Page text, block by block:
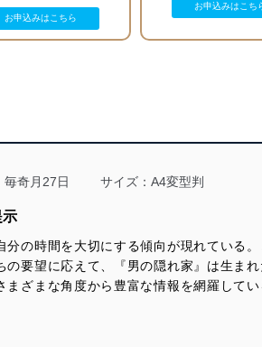
お申込みはこちら
お申込みはこち
毎奇月27日 サイズ：A4変型判
示
の時間を大切にする傾向が現れている
要望に応えて、『男の隠れ家』は生ま
ざまな角度から豊富な情報を網羅してい